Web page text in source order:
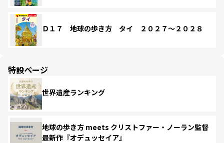
Ｄ１７ 地球の歩き方 タイ ２０２７～２０２８
特設ページ
世界遺産ランキング
地球の歩き方 meets クリストファー・ノーラン監督
最新作『オデュッセイア』